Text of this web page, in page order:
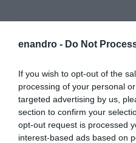
enandro - Do Not
If you wish to opt-out of the
processing of your personal
targeted advertising by us,
section to confirm your
opt-out request is processed
interest-based ads based on
2COMMENTS